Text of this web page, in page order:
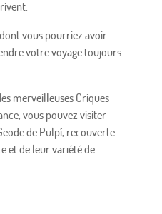
vous pourriez avoir
votre voyage toujours
merveilleuses Criques
vous pouvez visiter
de Pulpí, recouverte
et de leur variété de